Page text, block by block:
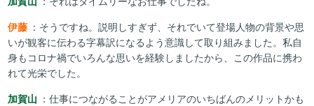
伊藤 ：そうですね。説明しすぎず、それでいて登場人物の背景や思
いが観客に伝わる字幕訳になるよう意識して取り組みました。私自
身もコロナ禍でいろんな思いを経験しましたから、この作品に携わ
れて光栄でした。
加賀山 ：仕事につながることがアメリアのいちばんのメリットかも